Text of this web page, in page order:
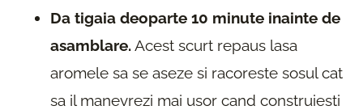
Da tigaia deoparte 10 minute inainte de
asamblare.Acest scurt repaus lasa
aromele sa se aseze si racoreste sosul cat
sa il manevrezi mai usor cand construiesti